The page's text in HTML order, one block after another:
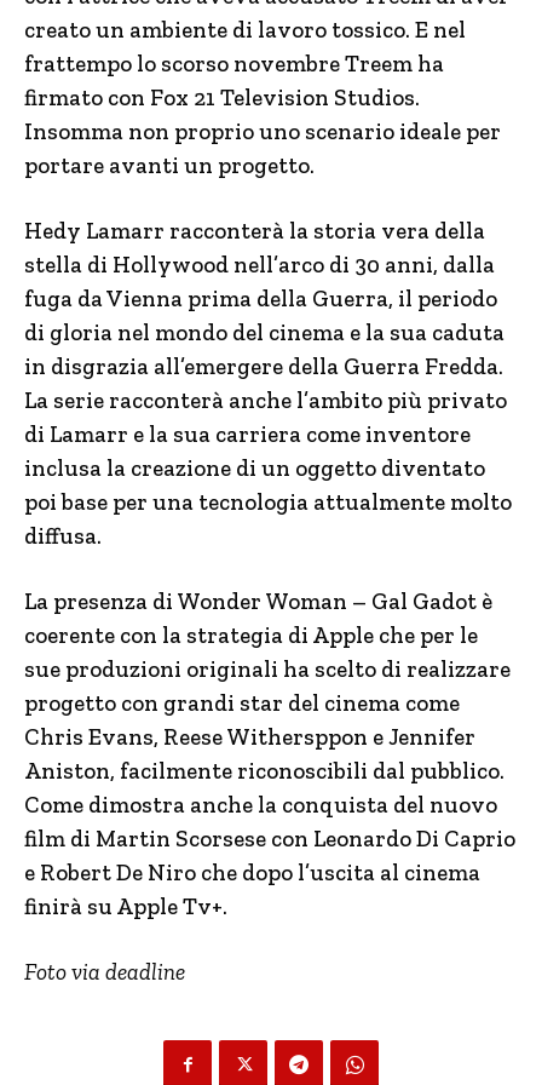
creato un ambiente di lavoro tossico. E nel
frattempo lo scorso novembre Treem ha
firmato con Fox 21 Television Studios.
Insomma non proprio uno scenario ideale per
portare avanti un progetto.
Hedy Lamarr racconterà la storia vera della
stella di Hollywood nell’arco di 30 anni, dalla
fuga da Vienna prima della Guerra, il periodo
di gloria nel mondo del cinema e la sua caduta
in disgrazia all’emergere della Guerra Fredda.
La serie racconterà anche l’ambito più privato
di Lamarr e la sua carriera come inventore
inclusa la creazione di un oggetto diventato
poi base per una tecnologia attualmente molto
diffusa.
La presenza di Wonder Woman – Gal Gadot è
coerente con la strategia di Apple che per le
sue produzioni originali ha scelto di realizzare
progetto con grandi star del cinema come
Chris Evans, Reese Withersppon e Jennifer
Aniston, facilmente riconoscibili dal pubblico.
Come dimostra anche la conquista del nuovo
film di Martin Scorsese con Leonardo Di Caprio
e Robert De Niro che dopo l’uscita al cinema
finirà su Apple Tv+.
Foto via deadline